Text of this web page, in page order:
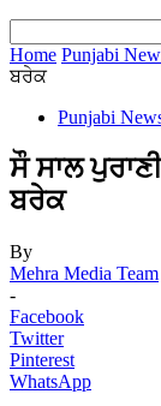
Home Punjabi
ਬਰੇਕ
Punjabi
ਸੌ ਸਾਲ
ਬਰੇਕ
By
Mehra Media Team
-
Facebook
Twitter
Pinterest
WhatsApp